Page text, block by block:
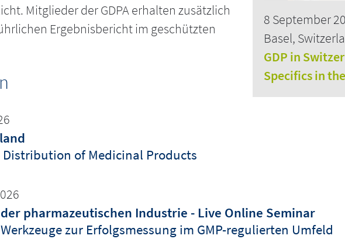
8 September
Basel,
GDP in
Specifics in
Mitglieder der GDPA erhalten zusätzlich
Ergebnisbericht im geschützten
Distribution of Medicinal Products
pharmazeutischen Industrie - Live Online Seminar
zur Erfolgsmessung im GMP-regulierten Umfeld